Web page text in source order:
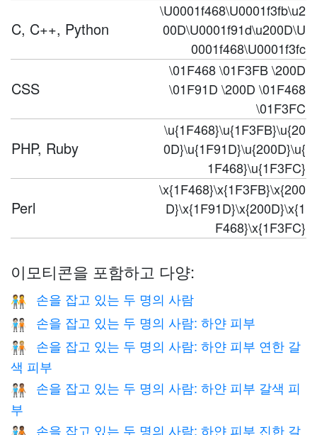
C, C++, Python
\U0001f468\U0001f3fb\u2
00D\U0001f91d\u200D\U
0001f468\U0001f3fc
CSS
\01F468 \01F3FB \200D
\01F91D \200D \01F468
\01F3FC
PHP, Ruby
\u{1F468}\u{1F3FB}\u{20
0D}\u{1F91D}\u{200D}\u{
1F468}\u{1F3FC}
Perl
\x{1F468}\x{1F3FB}\x{200
D}\x{1F91D}\x{200D}\x{1
F468}\x{1F3FC}
이모티콘을 포함하고 다양:
🧑‍🤝‍🧑 손을 잡고 있는 두 명의 사람
🧑🏻‍🤝‍🧑🏻 손을 잡고 있는 두 명의 사람: 하얀 피부
🧑🏻‍🤝‍🧑🏼
손을 잡고 있는 두 명의 사람: 하얀 피부 연한 갈
색 피부
🧑🏻‍🤝‍🧑🏽
손을 잡고 있는 두 명의 사람: 하얀 피부 갈색 피
부
손을 잡고 있는 두 명의 사람: 하얀 피부 진한 갈